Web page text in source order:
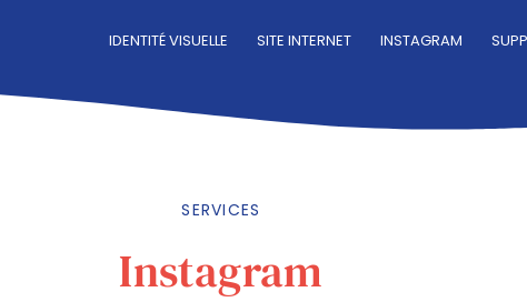
IDENTITÉ VISUELLE SITE INTERNET INSTAGRAM
SERVICES
Instagram